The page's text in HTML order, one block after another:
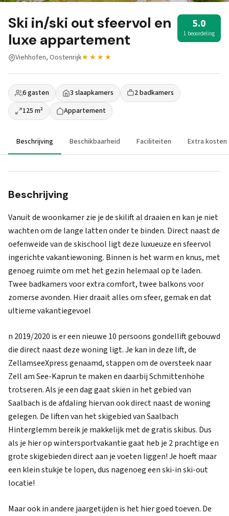
Ski in/ski out sfeervol en
luxe appartement
5.0
1 beoordeling
Viehhofen, Oostenrijk★★★★
6 gasten 3 slaapkamers
2 badkamers
125 m²
Appartement
Beschrijving Beschikbaarheid Faciliteiten Extra kosten
Beschrijving
Vanuit de woonkamer zie je de skilift al draaien en kan je niet
wachten om de lange latten onder te binden. Direct naast de
oefenweide van de skischool ligt deze luxueuze en sfeervol
ingerichte vakantiewoning. Binnen is het warm en knus, met
genoeg ruimte om met het gezin helemaal op te laden.
Twee badkamers voor extra comfort, twee balkons voor
zomerse avonden. Hier draait alles om sfeer, gemak en dat
ultieme vakantiegevoel
n 2019/2020 is er een nieuwe 10 persoons gondellift gebouwd
die direct naast deze woning ligt. Je kan in deze lift, de
ZellamseeXpress genaamd, stappen om de oversteek naar
Zell am See-Kaprun te maken en daarbij Schmittenhöhe
trotseren. Als je een dag gaat skiën in het gebied van
Saalbach is de afdaling hiervan ook direct naast de woning
gelegen. De liften van het skigebied van Saalbach
Hinterglemm bereik je makkelijk met de gratis skibus. Dus
als je hier op wintersportvakantie gaat heb je 2 prachtige en
grote skigebieden direct aan je voeten liggen! Je hoeft maar
een klein stukje te lopen, dus nagenoeg een ski-in ski-out
locatie!
Maar ook in andere jaargetijden is het hier goed toeven. De